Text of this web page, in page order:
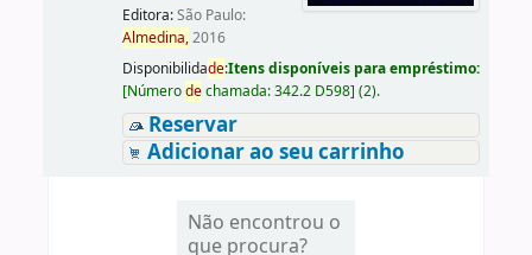
Editora:São Paulo:
Almedina,2016
Disponibilidade:Itens disponíveis para empréstimo:
[Númerodechamada:342.2 D598] (2).
Reservar
Adicionar ao seu carrinho
Não encontrou o
que procura?